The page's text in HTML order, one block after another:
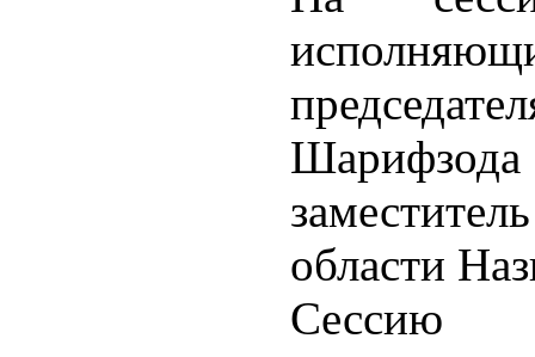
области
Сессию